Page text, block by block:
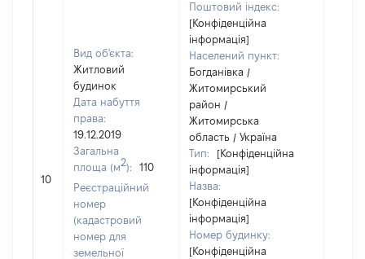
10
Вид об'єкта:
Житловий
будинок
Дата набуття
права:
19.12.2019
Загальна
площа (м2):
110
Реєстраційний
номер
(кадастровий
номер для
земельної
Поштовий індекс:
[Конфіденційна
інформація]
Населений пункт:
Богданівка /
Житомирський
район /
Житомирська
область / Україна
Тип:
[Конфіденційна
інформація]
Назва:
[Конфіденційна
інформація]
Номер будинку:
[Конфіденційна